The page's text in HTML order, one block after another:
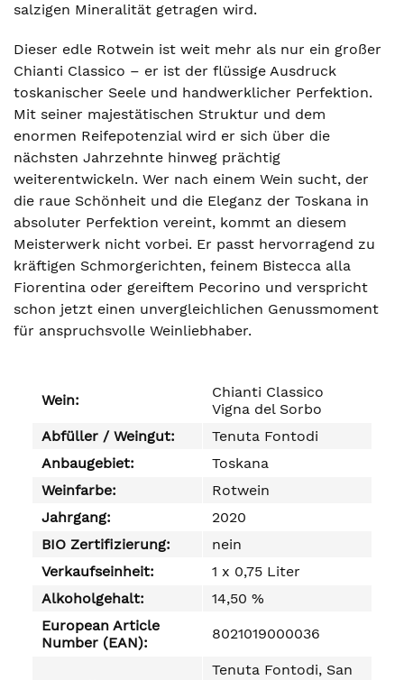
salzigen Mineralität getragen wird.
Dieser edle Rotwein ist weit mehr als nur ein großer
Chianti Classico – er ist der flüssige Ausdruck
toskanischer Seele und handwerklicher Perfektion.
Mit seiner majestätischen Struktur und dem
enormen Reifepotenzial wird er sich über die
nächsten Jahrzehnte hinweg prächtig
weiterentwickeln. Wer nach einem Wein sucht, der
die raue Schönheit und die Eleganz der Toskana in
absoluter Perfektion vereint, kommt an diesem
Meisterwerk nicht vorbei. Er passt hervorragend zu
kräftigen Schmorgerichten, feinem Bistecca alla
Fiorentina oder gereiftem Pecorino und verspricht
schon jetzt einen unvergleichlichen Genussmoment
für anspruchsvolle Weinliebhaber.
Wein:
Chianti Classico
Vigna del Sorbo
Abfüller / Weingut:
Tenuta Fontodi
Anbaugebiet:
Toskana
Weinfarbe:
Rotwein
Jahrgang:
2020
BIO Zertifizierung:
nein
Verkaufseinheit:
1 x 0,75 Liter
Alkoholgehalt:
14,50 %
European Article
Number (EAN):
8021019000036
Tenuta Fontodi, San